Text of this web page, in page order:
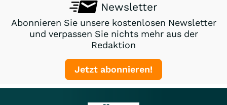
Newsletter
Abonnieren Sie unsere kostenlosen Newsletter
und verpassen Sie nichts mehr aus der
Redaktion
Jetzt abonnieren!